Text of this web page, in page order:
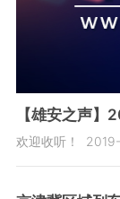
【雄安之声】
欢迎收听！